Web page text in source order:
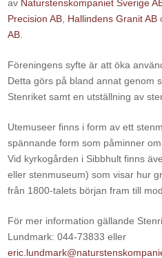
av Naturstenskompaniet Sverige
Precision AB Hallindens Granit AB
AB
Föreningens syfte är att öka
Detta görs på bland annat genom
Stenriket samt en utställning av
Utemuseer finns i form av ett
spännande form som påminner
Vid kyrkogården i Sibbhult finns
eller stenmuseum) som visar hur
från 1800-talets början fram till
För mer information gällande
Lundmark: 044-73833 eller